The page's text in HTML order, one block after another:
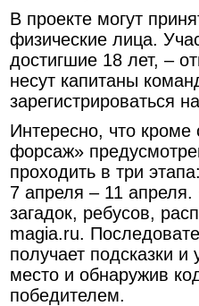
В проекте могут
физические лица.
достигшие 18 лет, –
несут капитаны
зарегистрироваться
Интересно, что кроме
форсаж»
проходить в три
7 апреля – 11 апреля.
загадок, ребусов,
magia.ru.
получает подсказки
место и обнаружив
победителем.